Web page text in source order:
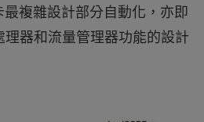
複雜設計部分自動化，亦即
器和流量管理器功能的設計